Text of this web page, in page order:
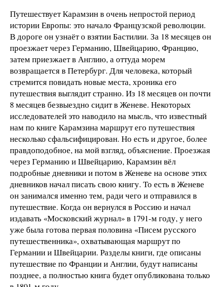
Путешествует Карамзин в очень непростой период
истории Европы: это начало Французской революции.
В дороге он узнаёт о взятии Бастилии. За 18 месяцев он
проезжает через Германию, Швейцарию, Францию,
затем приезжает в Англию, а оттуда морем
возвращается в Петербург. Для человека, который
стремится повидать новые места, хроника его
путешествия выглядит странно. Из 18 месяцев он почти
8 месяцев безвыездно сидит в Женеве. Некоторых
исследователей это наводило на мысль, что известный
нам по книге Карамзина маршрут его путешествия
несколько сфальсифицирован. Но есть и другое, более
правдоподобное, на мой взгляд, объяснение. Проезжая
через Германию и Швейцарию, Карамзин вёл
подробные дневники и потом в Женеве на основе этих
дневников начал писать свою книгу. То есть в Женеве
он занимался именно тем, ради чего и отправился в
путешествие. Когда он вернулся в Россию и начал
издавать «Московский журнал» в 1791-м году, у него
уже была готова первая половина «Писем русского
путешественника», охватывающая маршрут по
Германии и Швейцарии. Разделы книги, где описаны
путешествие по Франции и Англии, будут написаны
позднее, а полностью книга будет опубликована только